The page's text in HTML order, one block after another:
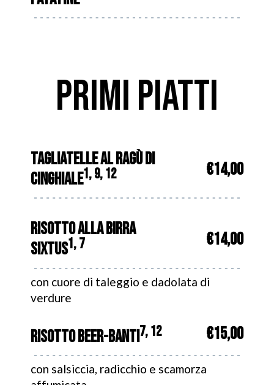
PRIMI PIATTI
TAGLIATELLE AL RAGÙ DI
CINGHIALE1, 9, 12 €14,00
RISOTTO ALLA BIRRA
SIXTUS1, 7 €14,00
con cuore di taleggio e dadolata di
verdure
RISOTTO BEER-BANTI7, 12 €15,00
con salsiccia, radicchio e scamorza